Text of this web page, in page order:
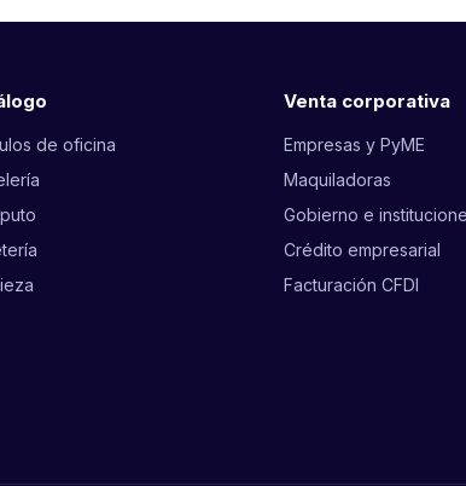
de oficina
Venta corporativa
Empresas y PyME
Maquiladoras
Gobierno e
Crédito empresarial
Facturación CFDI